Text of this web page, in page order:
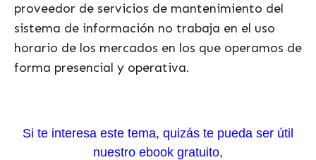
proveedor de servicios de mantenimiento del
sistema de información no trabaja en el uso
horario de los mercados en los que operamos de
forma presencial y operativa.
Si te interesa este tema, quizás te pueda ser útil
nuestro ebook gratuito,